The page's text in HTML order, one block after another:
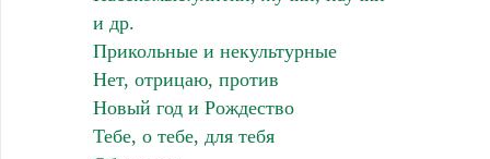
и др.
Прикольные и некультурные
Нет, отрицаю, против
Новый год и Рождество
Тебе, о тебе, для тебя